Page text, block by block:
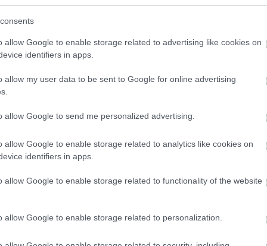
allow Google to enable storage related to advertising like cookies on
identifiers in apps.
allow my user data to be sent to Google for online advertising
allow Google to send me personalized advertising.
allow Google to enable storage related to analytics like cookies on
identifiers in apps.
allow Google to enable storage related to functionality of the website
allow Google to enable storage related to personalization.
cikk folytatásához.
Szólj hozzá!
Szulejmán
az RTL Klub vadonatúj
induló új magyar sorozat, A Tanár első előzetese.
M4